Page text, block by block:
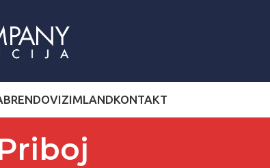
BRENDOVIZIMLANDKONTAKT